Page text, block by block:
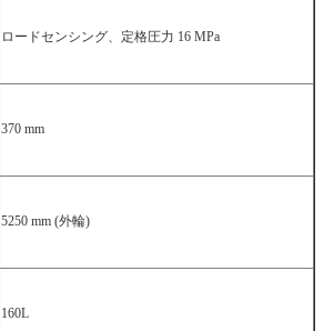
ロードセンシング、定格圧力 16 MPa
370 mm
5250 mm (外輪)
160L